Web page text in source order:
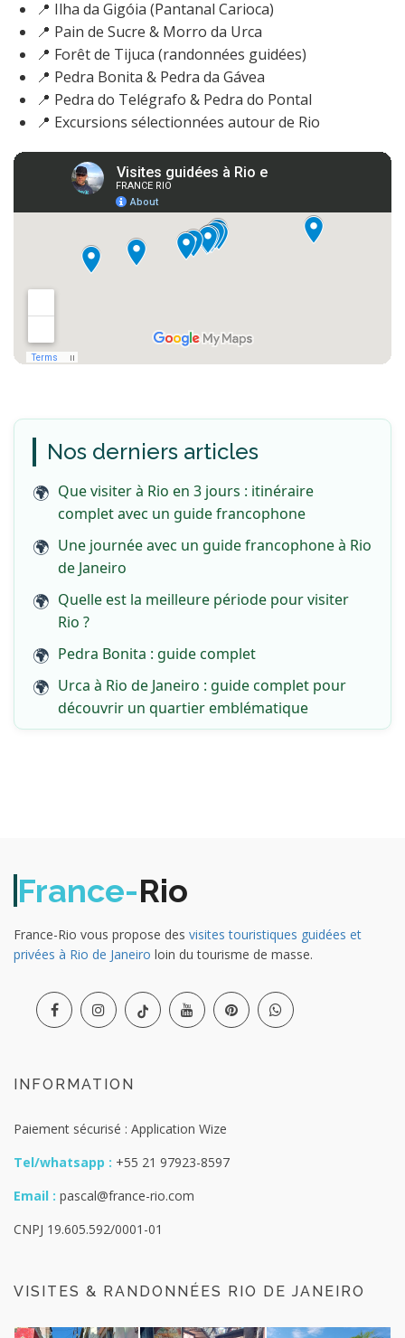
📍 Ilha da Gigóia (Pantanal Carioca)
📍 Pain de Sucre & Morro da Urca
📍 Forêt de Tijuca (randonnées guidées)
📍 Pedra Bonita & Pedra da Gávea
📍 Pedra do Telégrafo & Pedra do Pontal
📍 Excursions sélectionnées autour de Rio
Nos derniers articles
Que visiter à Rio en 3 jours : itinéraire
complet avec un guide francophone
Une journée avec un guide francophone à Rio
de Janeiro
Quelle est la meilleure période pour visiter
Rio ?
Pedra Bonita : guide complet
Urca à Rio de Janeiro : guide complet pour
découvrir un quartier emblématique
France-Rio
France-Rio vous propose des visites touristiques guidées et
privées à Rio de Janeiro loin du tourisme de masse.
INFORMATION
Paiement sécurisé : Application Wize
Tel/whatsapp : +55 21 97923-8597
Email : pascal@france-rio.com
CNPJ 19.605.592/0001-01
VISITES & RANDONNÉES RIO DE JANEIRO